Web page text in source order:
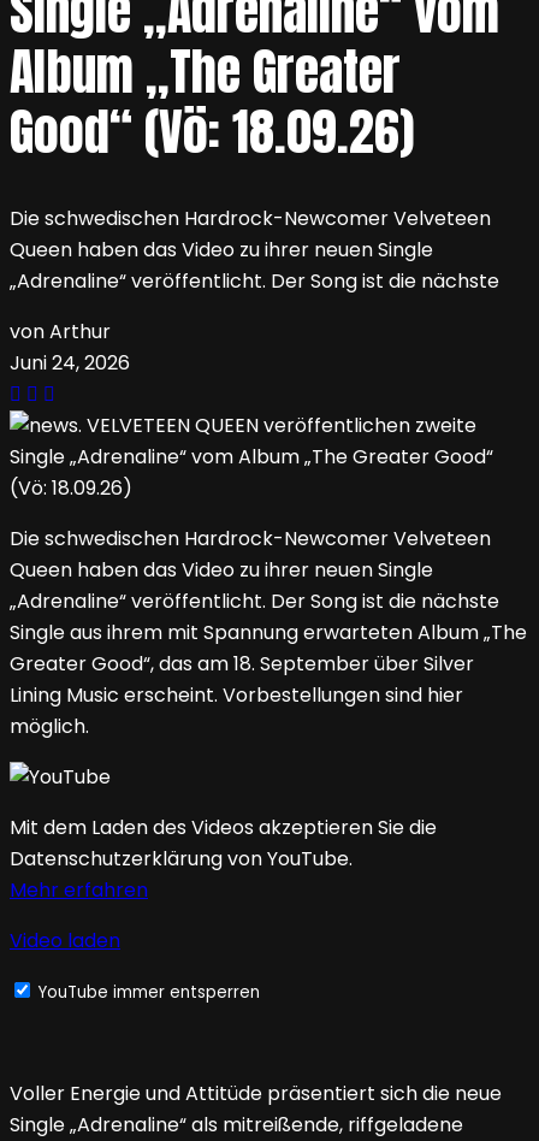
Album „The Greater
Good“ (Vö: 18.09.26)
Die schwedischen Hardrock-Newcomer Velveteen
Queen haben das Video zu ihrer neuen Single
„Adrenaline“ veröffentlicht. Der Song ist die nächste
von Arthur
Juni 24, 2026
Die schwedischen Hardrock-Newcomer Velveteen
Queen haben das Video zu ihrer neuen Single
„Adrenaline“ veröffentlicht. Der Song ist die nächste
Single aus ihrem mit Spannung erwarteten Album „The
Greater Good“, das am 18. September über Silver
Lining Music erscheint. Vorbestellungen sind hier
möglich.
Mit dem Laden des Videos akzeptieren Sie die
Datenschutzerklärung von YouTube.
Mehr erfahren
Video laden
YouTube immer entsperren
Voller Energie und Attitüde präsentiert sich die neue
Single „Adrenaline“ als mitreißende, riffgeladene